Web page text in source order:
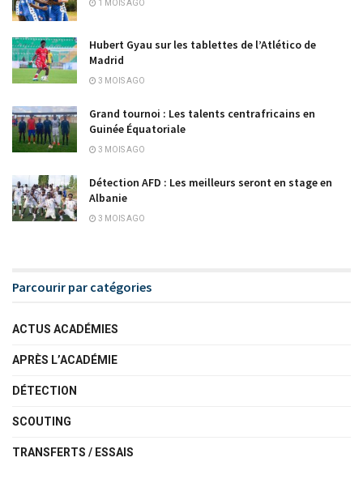
1 MOIS AGO
Hubert Gyau sur les tablettes de l’Atlético de
Madrid
3 MOIS AGO
Grand tournoi : Les talents centrafricains en
Guinée Équatoriale
3 MOIS AGO
Détection AFD : Les meilleurs seront en stage en
Albanie
3 MOIS AGO
Parcourir par catégories
ACTUS ACADÉMIES
APRÈS L’ACADÉMIE
DÉTECTION
SCOUTING
TRANSFERTS / ESSAIS